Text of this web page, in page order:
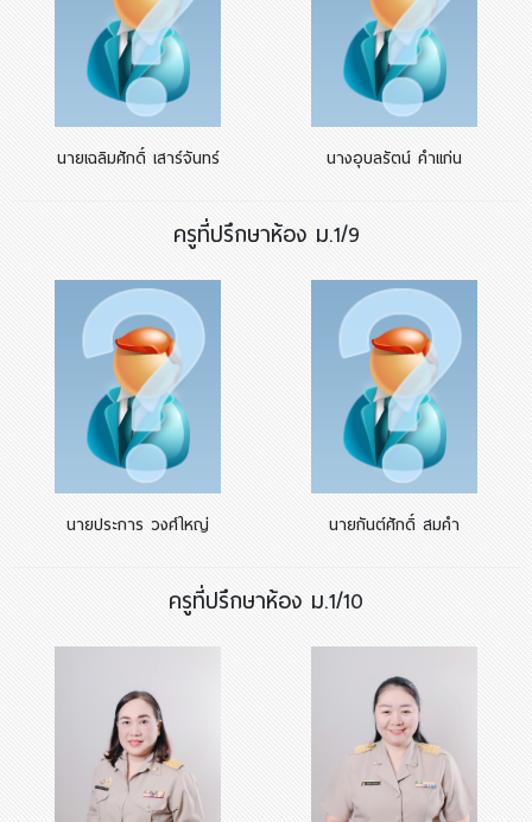
นายเฉลิมศักดิ์ เสาร์จันทร์ นางอุบลรัตน์ คำแก่น
ครูที่ปรึกษาห้อง ม.1/9
นายประการ วงศ์ใหญ่ นายกันต์ศักดิ์ สมคำ
ครูที่ปรึกษาห้อง ม.1/10